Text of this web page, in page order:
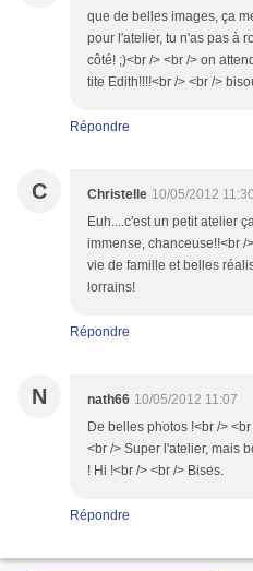
que de belles images, ça
pour l'atelier, tu n'as pas à
côté! ;)<br /> <br /> on
tite Edith!!!!<br /> <br />
Répondre
C Christelle 10/05/2012 11:30
Euh....c'est un petit atelier
immense, chanceuse!!<br /
vie de famille et belles
lorrains!
Répondre
N nath66 10/05/2012 11:07
De belles photos !<br />
<br /> Super l'atelier, mais
! Hi !<br /> <br /> Bises.
Répondre